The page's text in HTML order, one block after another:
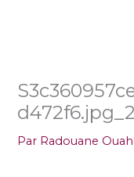
Par Radouane